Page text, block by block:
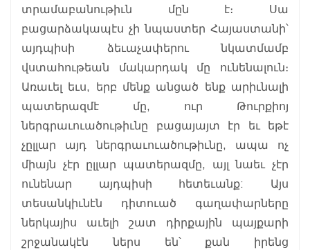
տրամաբանութիւն մըն է։ Սա
բացարձակապէս չի նպաստեր Հայաստանի՝
այդպիսի ձեւաչափերու նկատմամբ
վստահութեան մակարդակ մը ունենալուն։
Առաւել եւս, երբ մենք անցած ենք արիւնալի
պատերազմէ մը, ուր Թուրքիոյ
ներգրաւուածութիւնը բացայայտ էր եւ եթէ
չըլլար այդ ներգրաւուածութիւնը, ապա ոչ
միայն չէր ըլլար պատերազմը, այլ նաեւ չէր
ունենար այդպիսի հետեւանք: Այս
տեսանկիւնէն դիտուած գաղափարները
ներկայիս աւելի շատ դիրքային պայքարի
շրջանակէն ներս են՝ քան իրենց